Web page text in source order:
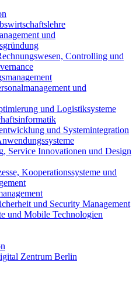
und
Controlling und
und
und Logistiksysteme
und Systemintegration
Service Innovationen und Design
Kooperationssysteme und
und Security Management
und Mobile Technologien
Zentrum Berlin